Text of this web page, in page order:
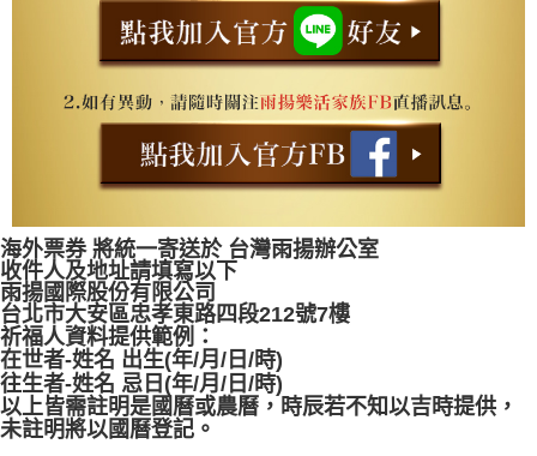
海外票券 將統一寄送於 台灣雨揚辦公室
收件人及地址請填寫以下
雨揚國際股份有限公司
台北市大安區忠孝東路四段212號7樓
祈福人資料提供範例：
在世者-姓名 出生(年/月/日/時)
往生者-姓名 忌日(年/月/日/時)
以上皆需註明是國曆或農曆，時辰若不知以吉時提供，
未註明將以國曆登記。